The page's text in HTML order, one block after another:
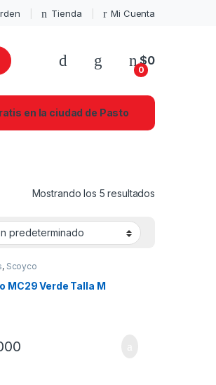
Tienda Mi Cuenta
0
$0
en la ciudad de Pasto
Mostrando los 5 resultados
, Scoyco
MC29 Verde Talla M